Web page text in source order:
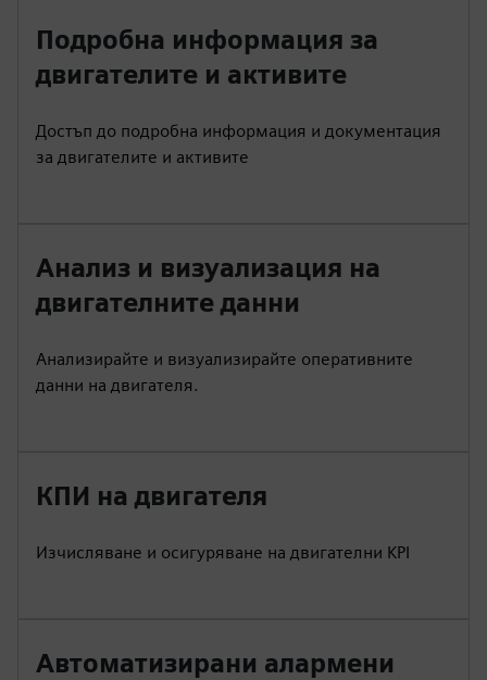
Подробна информация за
двигателите и активите
Достъп до подробна информация и документация
за двигателите и активите
Анализ и визуализация на
двигателните данни
Анализирайте и визуализирайте оперативните
данни на двигателя.
КПИ на двигателя
Изчисляване и осигуряване на двигателни KPI
Автоматизирани алармени